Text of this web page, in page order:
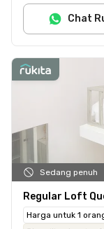
Chat
Sedang penuh
Regular Loft
Harga untuk 1